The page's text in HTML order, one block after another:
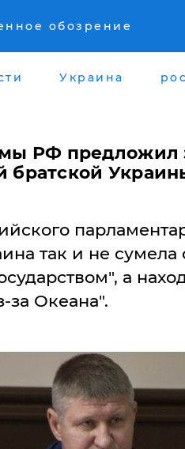
обозрение
Украина
РФ предложил
братской
так и не сумела
а
за Океана".